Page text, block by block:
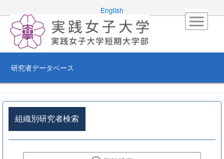
English
研究者データベース
組織別研究者検索